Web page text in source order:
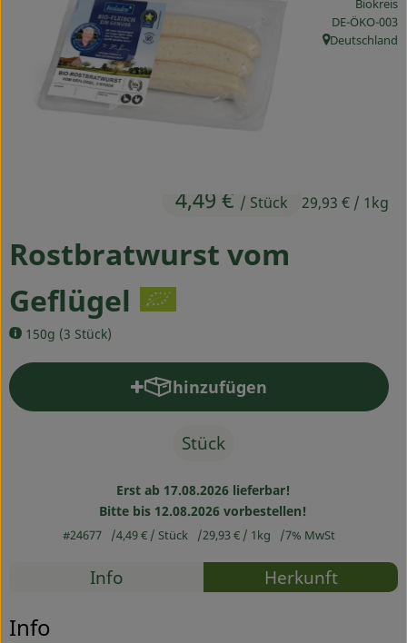
Ökokisten
Obst & Gemüse
Kühltheke
Drogerie
So geht's
Über uns
Rostbratwurst vom
Geflügel
150g (3 Stück)
4,49 € / Stück 29,93 € / 1kg
Biokreis
,DE-ÖKO-003
, Herkunft:
Deutschland
hinzufügen
Produkt zum Warenkorb
Stück
Erst ab 17.08.2026 lieferbar!
Bitte bis 12.08.2026 vorbestellen!
#24677 4,49 € / Stück 29,93 € / 1kg 7% MwSt
Rezepte
Info Herkunft
Info